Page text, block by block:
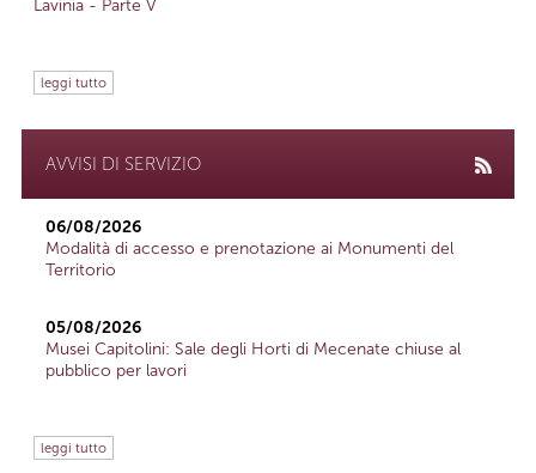
Lavinia - Parte V
leggi tutto
AVVISI DI SERVIZIO
06/08/2026
Modalità di accesso e prenotazione ai Monumenti del
Territorio
05/08/2026
Musei Capitolini: Sale degli Horti di Mecenate chiuse al
pubblico per lavori
leggi tutto